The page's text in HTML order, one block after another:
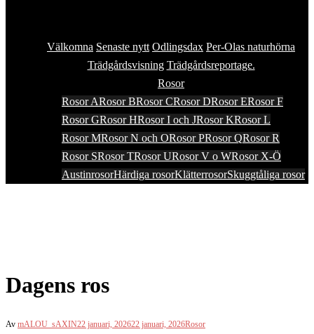
Välkomna Senaste nytt Odlingsdax Per-Olas naturhörna
Trädgårdsvisning Trädgårdsreportage.
Rosor
Rosor ARosor BRosor CRosor DRosor ERosor F
Rosor GRosor HRosor I och JRosor KRosor L
Rosor MRosor N och ORosor PRosor QRosor R
Rosor SRosor TRosor URosor V o WRosor X-Ö
AustinrosorHärdiga rosorKlätterrosorSkuggtåliga rosor
Dagens ros
Av mALOU_sAXIN22 januari, 202622 januari, 2026Rosor